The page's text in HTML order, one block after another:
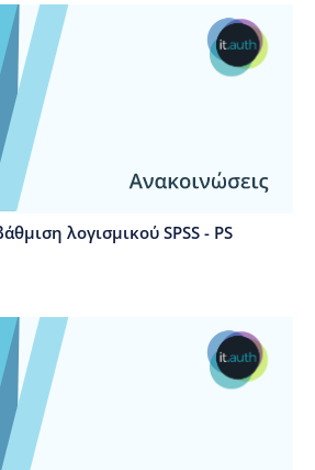
λογισμικού SPSS - PS